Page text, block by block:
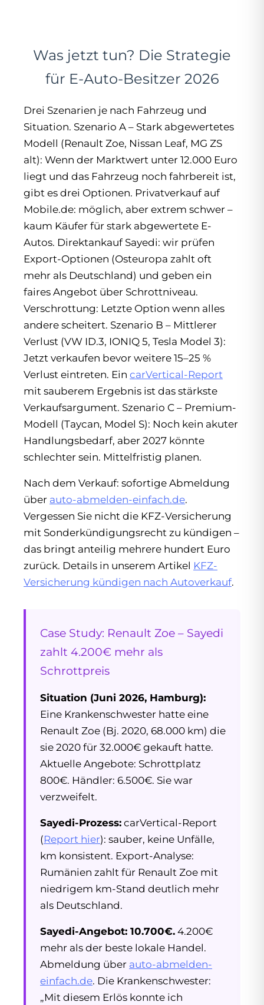
Was jetzt tun? Die Strategie
für E-Auto-Besitzer 2026
Drei Szenarien je nach Fahrzeug und
Situation. Szenario A – Stark abgewertetes
Modell (Renault Zoe, Nissan Leaf, MG ZS
alt): Wenn der Marktwert unter 12.000 Euro
liegt und das Fahrzeug noch fahrbereit ist,
gibt es drei Optionen. Privatverkauf auf
Mobile.de: möglich, aber extrem schwer –
kaum Käufer für stark abgewertete E-
Autos. Direktankauf Sayedi: wir prüfen
Export-Optionen (Osteuropa zahlt oft
mehr als Deutschland) und geben ein
faires Angebot über Schrottniveau.
Verschrottung: Letzte Option wenn alles
andere scheitert. Szenario B – Mittlerer
Verlust (VW ID.3, IONIQ 5, Tesla Model 3):
Jetzt verkaufen bevor weitere 15–25 %
Verlust eintreten. Ein carVertical-Report
mit sauberem Ergebnis ist das stärkste
Verkaufsargument. Szenario C – Premium-
Modell (Taycan, Model S): Noch kein akuter
Handlungsbedarf, aber 2027 könnte
schlechter sein. Mittelfristig planen.
Nach dem Verkauf: sofortige Abmeldung
über auto-abmelden-einfach.de.
Vergessen Sie nicht die KFZ-Versicherung
mit Sonderkündigungsrecht zu kündigen –
das bringt anteilig mehrere hundert Euro
zurück. Details in unserem Artikel KFZ-
Versicherung kündigen nach Autoverkauf.
Case Study: Renault Zoe – Sayedi
zahlt 4.200€ mehr als
Schrottpreis
Situation (Juni 2026, Hamburg):
Eine Krankenschwester hatte eine
Renault Zoe (Bj. 2020, 68.000 km) die
sie 2020 für 32.000€ gekauft hatte.
Aktuelle Angebote: Schrottplatz
800€. Händler: 6.500€. Sie war
verzweifelt.
Sayedi-Prozess: carVertical-Report
(Report hier): sauber, keine Unfälle,
km konsistent. Export-Analyse:
Rumänien zahlt für Renault Zoe mit
niedrigem km-Stand deutlich mehr
als Deutschland.
Sayedi-Angebot: 10.700€. 4.200€
mehr als der beste lokale Handel.
Abmeldung über auto-abmelden-
einfach.de. Die Krankenschwester:
„Mit diesem Erlös konnte ich